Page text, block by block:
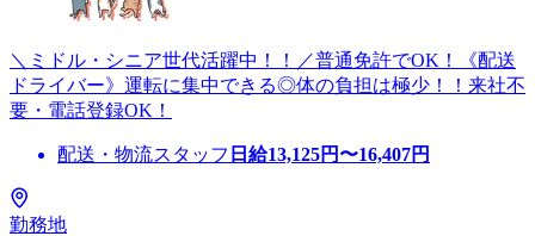
＼ミドル・シニア世代活躍中！！／普通免許でOK！《配送
ドライバー》運転に集中できる◎体の負担は極少！！来社不
要・電話登録OK！
配送・物流スタッフ 日給13,125円〜16,407円
勤務地